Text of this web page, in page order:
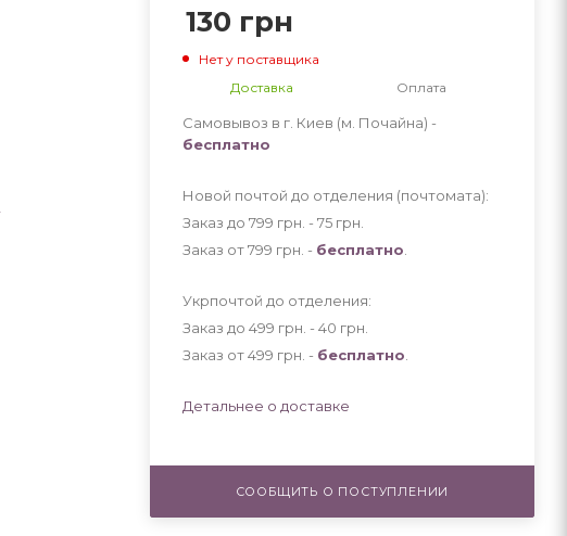
130 грн
Нет у поставщика
Доставка
Оплата
Самовывоз в г. Киев (м. Почайна) -
бесплатно
Новой почтой до отделения (почтомата):
Заказ до 799 грн. - 75 грн
Заказ от 799 грн. - бесплатно
Укрпочтой до отделения:
Заказ до 499 грн. - 40 грн
Заказ от 499 грн. - бесплатно
Детальнее о доставке
СООБЩИТЬ О ПОСТУПЛЕНИИ